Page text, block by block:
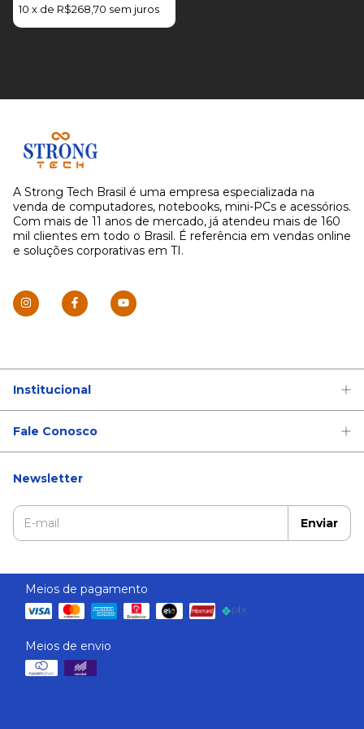
10 x de R$268,70 sem juros
A Strong Tech Brasil é uma empresa especializada na
venda de computadores, notebooks, mini-PCs e acessórios.
Com mais de 11 anos de mercado, já atendeu mais de 160
mil clientes em todo o Brasil. É referência em vendas online
e soluções corporativas em TI.
Institucional
Fale Conosco
Newsletter
Meios de pagamento
Meios de envio